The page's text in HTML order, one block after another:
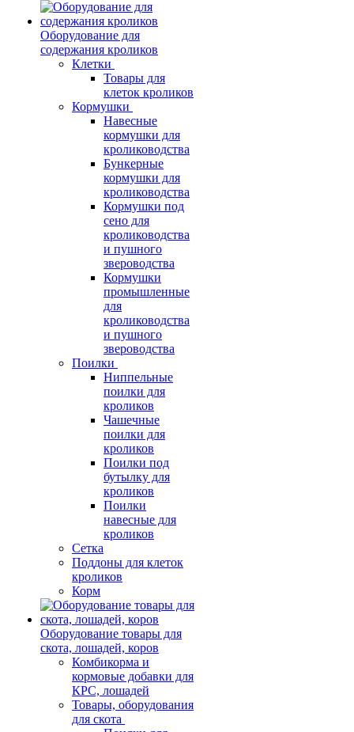
Оборудование для
содержания кроликов
Клетки
Товары для
клеток кроликов
Кормушки
Навесные
кормушки для
кролиководства
Бункерные
кормушки для
кролиководства
Кормушки под
сено для
кролиководства
и пушного
звероводства
Кормушки
промышленные
для
кролиководства
и пушного
звероводства
Поилки
Ниппельные
поилки для
кроликов
Чашечные
поилки для
кроликов
Поилки под
бутылку для
кроликов
Поилки
навесные для
кроликов
Сетка
Поддоны для клеток
кроликов
Корм
Оборудование товары для
скота, лошадей, коров
Комбикорма и
кормовые добавки для
КРС, лошадей
Товары, оборудования
для скота